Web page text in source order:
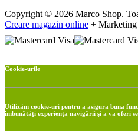
Copyright © 2026 Marco Shop.
Creare magazin online +
Cookie-urile
Utilizăm cookie-uri pentru a asigura buna
îmbunătăţi experienţa navigării şi a va oferi